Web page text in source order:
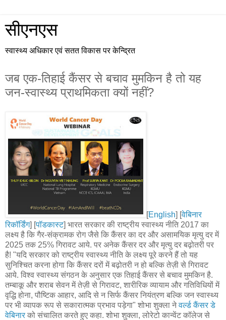
सीएनएस
स्वास्थ्य अधिकार एवं सतत विकास पर केन्द्रित
जब एक-तिहाई कैंसर से बचाव मुमकिन है तो यह
जन-स्वास्थ्य प्राथमिकता क्यों नहीं?
[English] [वेबिनार
रिकॉर्डिंग] [पॉडकास्ट] भारत सरकार की राष्ट्रीय स्वास्थ्य नीति 2017 का
लक्ष्य है कि गैर-संक्रामक रोग जैसे कि कैंसर का दर और असामयिक मृत्यु दर में
2025 तक 25% गिरावट आये. पर अनेक कैंसर दर और मृत्यु दर बढ़ोतरी पर
है! "यदि सरकार को राष्ट्रीय स्वास्थ्य नीति के लक्ष्य पूरे करने हैं तो यह
सुनिश्चित करना होगा कि कैंसर दरों में बढ़ोतरी न हो बल्कि तेज़ी से गिरावट
आये. विश्व स्वास्थ्य संगठन के अनुसार एक तिहाई कैंसर से बचाव मुमकिन है.
तम्बाकू और शराब सेवन में तेज़ी से गिरावट, शारीरिक व्यायाम और गतिविधियों में
वृद्धि होना, पौष्टिक आहार, आदि से न सिर्फ कैंसर नियंत्रण बल्कि जन स्वास्थ्य
पर भी व्यापक रूप से सकारात्मक प्रभाव पड़ेगा" शोभा शुक्ला नेवर्ल्ड कैंसर डे
वेबिनार को संचालित करते हुए कहा. शोभा शुक्ला, लोरेटो कान्वेंट कॉलेज से